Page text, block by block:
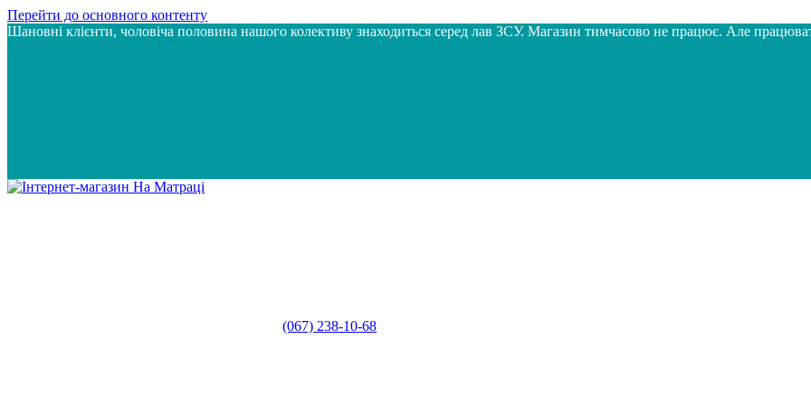
Перейти до основного контенту
Шановні клієнти, чоловіча половина нашого колективу знаходиться серед лав ЗСУ. Магазин тимчасово не працює. Але
(067) 238-10-68